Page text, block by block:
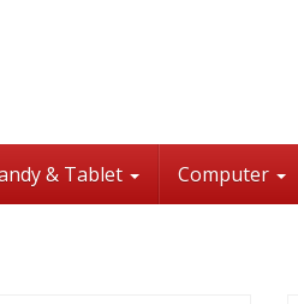
& Tablet Computer